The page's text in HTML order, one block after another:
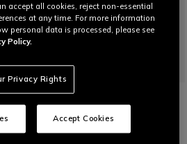
TYPE B - PROTEZIONI
accept all cookies, reject non-essential
at any time. For more information
personal data is processed, please see
Policy.
Privacy Rights
Accept Cookies